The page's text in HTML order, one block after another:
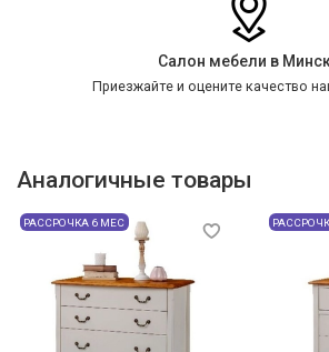
Салон мебели в
Приезжайте и оцените качество
Аналогичные товары
РАССРОЧКА 6 МЕС